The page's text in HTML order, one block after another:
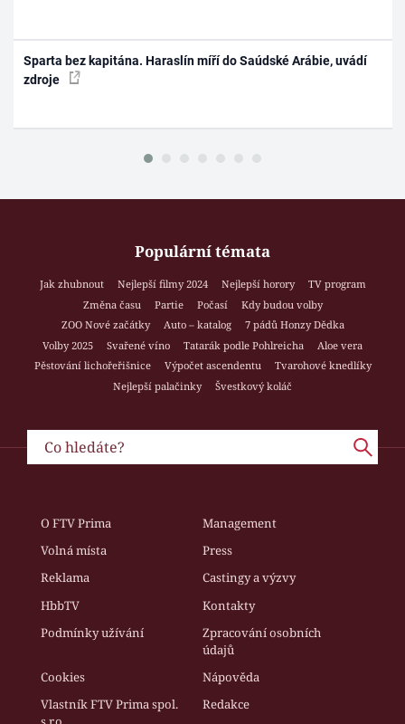
Sparta bez kapitána. Haraslín míří do Saúdské Arábie, uvádí
zdroje
Populární témata
Jak zhubnout Nejlepší filmy 2024 Nejlepší horory
TV program
Změna času
Partie Počasí
Kdy budou volby
ZOO Nové začátky
Auto – katalog
7 pádů Honzy Dědka
Volby 2025
Svařené víno Tatarák podle Pohlreicha
Aloe vera
Pěstování lichořeřišnice
Výpočet ascendentu
Tvarohové knedlíky
Nejlepší palačinky
Švestkový koláč
O FTV Prima
Management
Volná místa
Press
Reklama
Castingy a výzvy
HbbTV
Kontakty
Podmínky užívání
Zpracování osobních
údajů
Cookies
Nápověda
Vlastník FTV Prima spol.
Redakce